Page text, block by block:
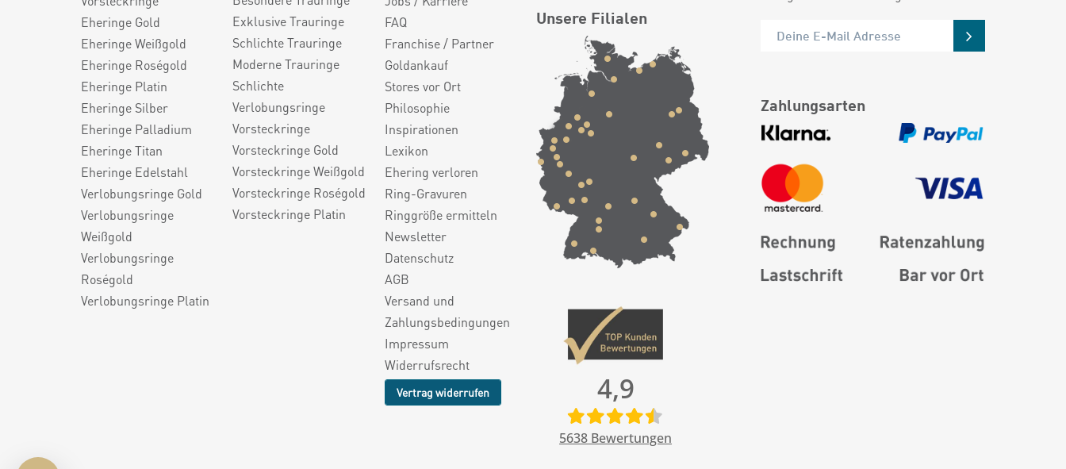
Eheringe Gold
Eheringe Weißgold
Eheringe Roségold
Eheringe Platin
Eheringe Silber
Eheringe Palladium
Eheringe Titan
Eheringe Edelstahl
Verlobungsringe Gold
Verlobungsringe
Weißgold
Verlobungsringe
Roségold
Verlobungsringe Platin
Exklusive Trauringe
Schlichte Trauringe
Moderne Trauringe
Schlichte
Verlobungsringe
Vorsteckringe
Vorsteckringe Gold
Vorsteckringe Weißgold
Vorsteckringe Roségold
Vorsteckringe Platin
FAQ
Franchise / Partner
Goldankauf
Stores vor Ort
Philosophie
Inspirationen
Lexikon
Ehering verloren
Ring-Gravuren
Ringgröße ermitteln
Newsletter
Datenschutz
AGB
Versand und
Zahlungsbedingungen
Impressum
Widerrufsrecht
Vertrag widerrufen
Unsere Filialen
4,9
5638 Bewertungen
Zahlungsarten